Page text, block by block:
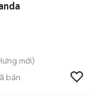
mới)
bán